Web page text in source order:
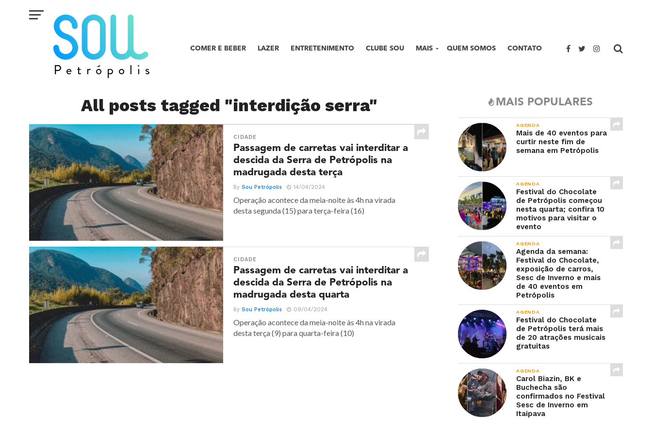
COMER E BEBER LAZER ENTRETENIMENTO CLUBE SOU MAIS QUEM SOMOS CONTATO
All posts tagged "interdição serra"
CIDADE
Passagem de carretas vai interditar a
descida da Serra de Petrópolis na
madrugada desta terça
BySou Petrópolis 14/04/2024
Operação acontece da meia-noite às 4h na virada
desta segunda (15) para terça-feira (16)
CIDADE
Passagem de carretas vai interditar a
descida da Serra de Petrópolis na
madrugada desta quarta
BySou Petrópolis 09/04/2024
Operação acontece da meia-noite às 4h na virada
desta terça (9) para quarta-feira (10)
MAIS POPULARES
AGENDA
Mais de 40 eventos para
curtir neste fim de
semana em Petrópolis
AGENDA
Festival do Chocolate
de Petrópolis começou
nesta quarta; confira 10
motivos para visitar o
evento
AGENDA
Agenda da semana:
Festival do Chocolate,
exposição de carros,
Sesc de Inverno e mais
de 40 eventos em
Petrópolis
AGENDA
Festival do Chocolate
de Petrópolis terá mais
de 20 atrações musicais
gratuitas
AGENDA
Carol Biazin, BK e
Buchecha são
confirmados no Festival
Sesc de Inverno em
Itaipava